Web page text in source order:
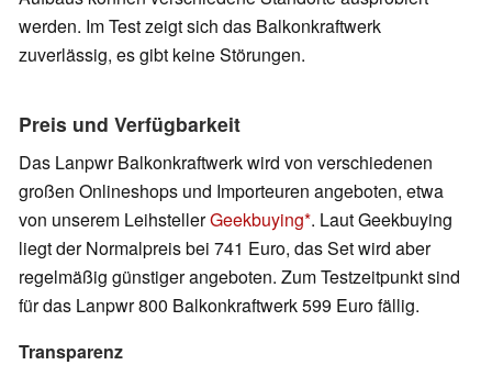
werden. Im Test zeigt sich das Balkonkraftwerk
zuverlässig, es gibt keine Störungen.
Preis und Verfügbarkeit
Das Lanpwr Balkonkraftwerk wird von verschiedenen
großen Onlineshops und Importeuren angeboten, etwa
von unserem LeihstellerGeekbuying . Laut Geekbuying
liegt der Normalpreis bei 741 Euro, das Set wird aber
regelmäßig günstiger angeboten. Zum Testzeitpunkt sind
für das Lanpwr 800 Balkonkraftwerk 599 Euro fällig.
Transparenz